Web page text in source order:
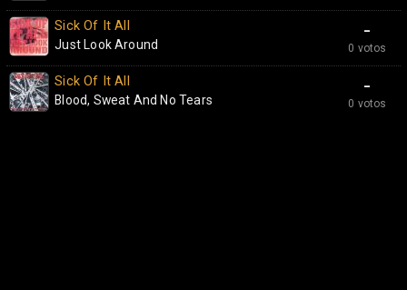
-
0 votos
Sick Of It All
Just Look Around
-
0 votos
Sick Of It All
Blood, Sweat And No Tears